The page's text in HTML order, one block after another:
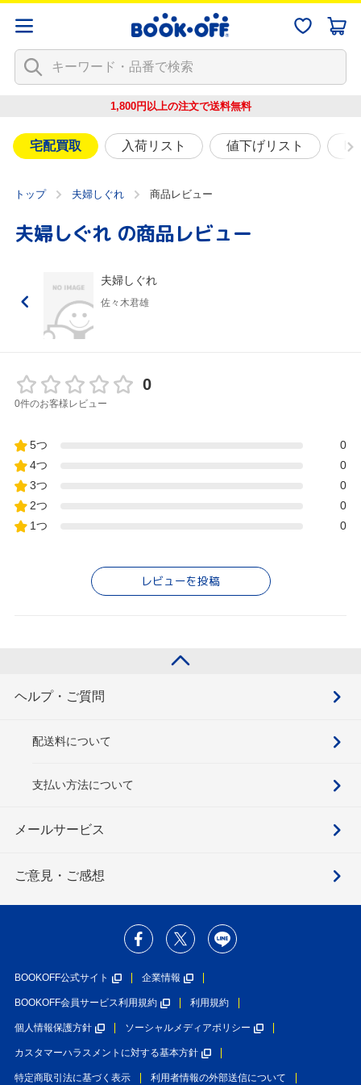
1,800円以上の注文で送料無料
宅配買取 入荷リスト 値下げリスト
トップ 夫婦しぐれ 商品レビュー
夫婦しぐれ の商品レビュー
夫婦しぐれ
佐々木君雄
0
0件のお客様レビュー
5つ
0
4つ
0
3つ
0
2つ
0
1つ
0
レビューを投稿
ヘルプ・ご質問
配送料について
支払い方法について
メールサービス
ご意見・ご感想
BOOKOFF公式サイト 企業情報
BOOKOFF会員サービス利用規約 利用規約
個人情報保護方針 ソーシャルメディアポリシー
カスタマーハラスメントに対する基本方針
特定商取引法に基づく表示 利用者情報の外部送信について